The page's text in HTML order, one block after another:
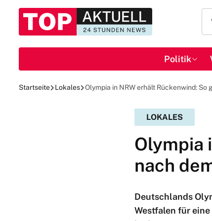
Politik
Startseite Lokales Olympia in NRW erhält Rückenwind: So
LOKALES
Olympia
nach
Deutschlands
Westfalen für